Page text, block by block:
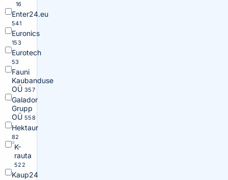
16
Enter24.eu
541
Euronics
153
Eurotech
53
Fauni
Kaubanduse
OÜ 357
Galador
Grupp
OÜ 558
Hektaur
82
K-
rauta
522
Kaup24